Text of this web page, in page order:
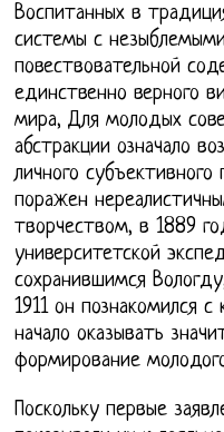
Воспитанных в
системы с
повествовательной
единственно верного
мира, Для молодых
абстракции означало
личного
поражен
творчеством, в 1889
университетской
сохранившимся
1911 он познакомился
начало оказывать
формирование
Поскольку первые